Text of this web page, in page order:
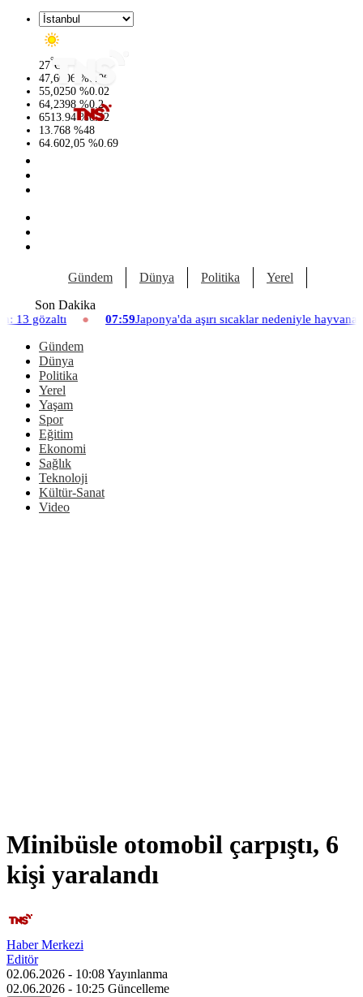
27°C
47,6006 %0.06
55,0250 %0.02
64,2398 %0.2
6513.94 %0.32
13.768 %48
64.602,05 %0.69
Gündem Dünya Politika Yerel
Son Dakika
07:59Japonya'da aşırı sıcaklar nedeniyle hayvanat bahçesinde üç
Gündem
Dünya
Politika
Yerel
Yaşam
Spor
Eğitim
Ekonomi
Sağlık
Teknoloji
Kültür-Sanat
Video
Minibüsle otomobil çarpıştı, 6
kişi yaralandı
Haber Merkezi
Editör
02.06.2026 - 10:08Yayınlanma
02.06.2026 - 10:25 Güncelleme